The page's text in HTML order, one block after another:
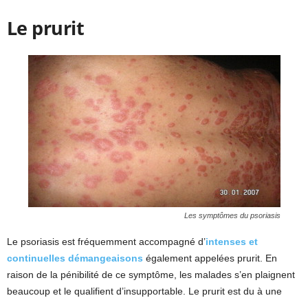
Le prurit
Les symptômes du psoriasis
Le psoriasis est fréquemment accompagné d’intenses et
continuelles démangeaisons également appelées prurit. En
raison de la pénibilité de ce symptôme, les malades s’en plaignent
beaucoup et le qualifient d’insupportable. Le prurit est du à une